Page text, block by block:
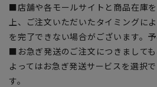
■店舗や各モールサイトと商品在庫
上、ご注文いただいたタイミングに
を完了できない場合がございます。予
■お急ぎ発送のご注文につきまして
よってはお急ぎ発送サービスを選択
す。